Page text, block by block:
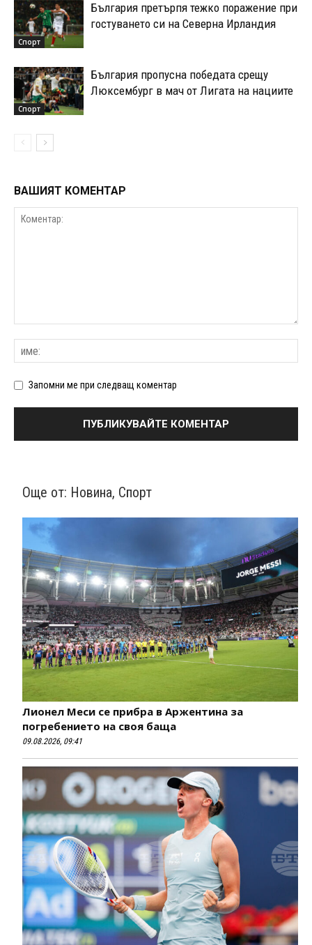
Спорт
България претърпя тежко поражение при
гостуването си на Северна Ирландия
Спорт
България пропусна победата срещу
Люксембург в мач от Лигата на нациите
ВАШИЯТ КОМЕНТАР
Запомни ме при следващ коментар
Още от: Новина, Спорт
Лионел Меси се прибра в Аржентина за
погребението на своя баща
09.08.2026, 09:41